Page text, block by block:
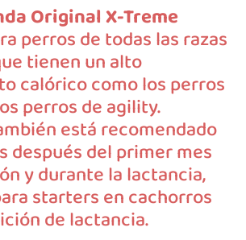
Original X-Treme
perros de todas las razas
tienen un alto
calórico como los perros
perros de agility.
está recomendado
después del primer mes
y durante la lactancia,
starters en cachorros
de lactancia.